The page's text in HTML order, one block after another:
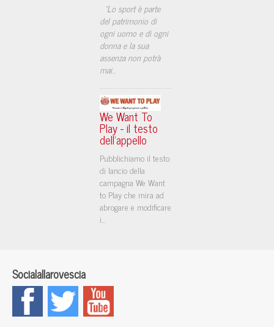
"Lo sport è parte
del patrimonio di
ogni uomo e di ogni
donna e la sua
assenza non potrà
mai...
We Want To
Play - il testo
dell'appello
Pubblichiamo il testo
di lancio della
campagna We Want
to Play che mira ad
abrogare e modificare
i...
Socialallarovescia